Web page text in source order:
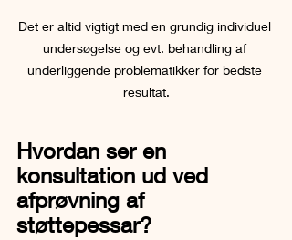
Det er altid vigtigt med en grundig individuel
undersøgelse og evt. behandling af
underliggende problematikker for bedste
resultat.
Hvordan ser en
konsultation ud ved
afprøvning af
støttepessar?